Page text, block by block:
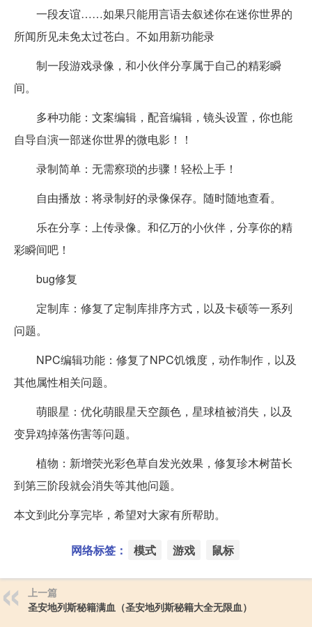
一段友谊……如果只能用言语去叙述你在迷你世界的
所闻所见未免太过苍白。不如用新功能录
制一段游戏录像，和小伙伴分享属于自己的精彩瞬
间。
多种功能：文案编辑，配音编辑，镜头设置，你也能
自导自演一部迷你世界的微电影！！
录制简单：无需察琐的步骤！轻松上手！
自由播放：将录制好的录像保存。随时随地查看。
乐在分享：上传录像。和亿万的小伙伴，分享你的精
彩瞬间吧！
bug修复
定制库：修复了定制库排序方式，以及卡硕等一系列
问题。
NPC编辑功能：修复了NPC饥饿度，动作制作，以及
其他属性相关问题。
萌眼星：优化萌眼星天空颜色，星球植被消失，以及
变异鸡掉落伤害等问题。
植物：新增荧光彩色草自发光效果，修复珍木树苗长
到第三阶段就会消失等其他问题。
本文到此分享完毕，希望对大家有所帮助。
网络标签： 模式 游戏 鼠标
上一篇
圣安地列斯秘籍满血（圣安地列斯秘籍大全无限血）